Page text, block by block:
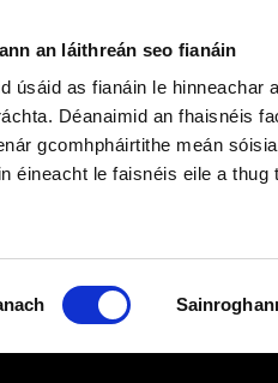
an láithreán seo fianáin
úsáid as fianáin le hinneachar
Déanaimid an fhaisnéis
gcomhpháirtithe meán
éineacht le faisnéis eile a
Sraith